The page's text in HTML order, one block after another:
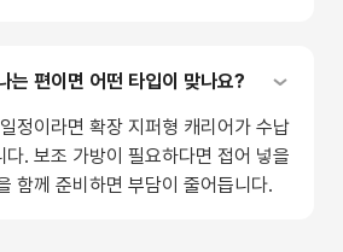
는 편이면 어떤 타입이 맞나요?
정이라면 확장 지퍼형 캐리어가 수납
다. 보조 가방이 필요하다면 접어 넣을
함께 준비하면 부담이 줄어듭니다.